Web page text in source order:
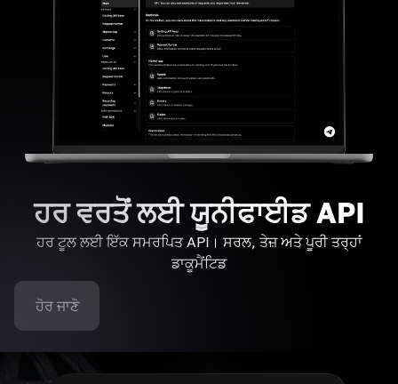
ਹਰ ਵਰਤੋਂ ਲਈ ਯੂਨੀਫਾਈਡ API
ਹਰ ਟੂਲ ਲਈ ਇੱਕ ਸਮਰਪਿਤ API। ਸਰਲ, ਤੇਜ਼ ਅਤੇ ਪੂਰੀ ਤਰ੍ਹਾਂ
ਡਾਕੂਮੈਂਟਿਡ
ਹੋਰ ਜਾਣੋ